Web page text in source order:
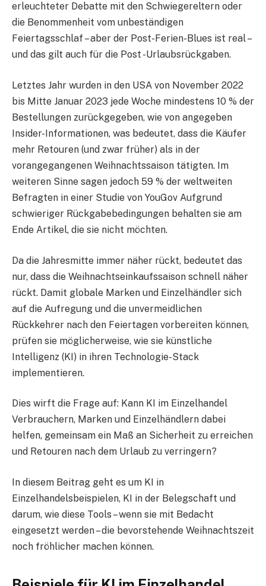
erleuchteter Debatte mit den Schwiegereltern oder
die Benommenheit vom unbeständigen
Feiertagsschlaf – aber der Post-Ferien-Blues ist real –
und das gilt auch für die Post -Urlaubsrückgaben.
Letztes Jahr wurden in den USA von November 2022
bis Mitte Januar 2023 jede Woche mindestens 10 % der
Bestellungen zurückgegeben, wie von angegeben
Insider-Informationen, was bedeutet, dass die Käufer
mehr Retouren (und zwar früher) als in der
vorangegangenen Weihnachtssaison tätigten. Im
weiteren Sinne sagen jedoch 59 % der weltweiten
Befragten in einer Studie von YouGov Aufgrund
schwieriger Rückgabebedingungen behalten sie am
Ende Artikel, die sie nicht möchten.
Da die Jahresmitte immer näher rückt, bedeutet das
nur, dass die Weihnachtseinkaufssaison schnell näher
rückt. Damit globale Marken und Einzelhändler sich
auf die Aufregung und die unvermeidlichen
Rückkehrer nach den Feiertagen vorbereiten können,
prüfen sie möglicherweise, wie sie künstliche
Intelligenz (KI) in ihren Technologie-Stack
implementieren.
Dies wirft die Frage auf: Kann KI im Einzelhandel
Verbrauchern, Marken und Einzelhändlern dabei
helfen, gemeinsam ein Maß an Sicherheit zu erreichen
und Retouren nach dem Urlaub zu verringern?
In diesem Beitrag geht es um KI in
Einzelhandelsbeispielen, KI in der Belegschaft und
darum, wie diese Tools – wenn sie mit Bedacht
eingesetzt werden – die bevorstehende Weihnachtszeit
noch fröhlicher machen können.